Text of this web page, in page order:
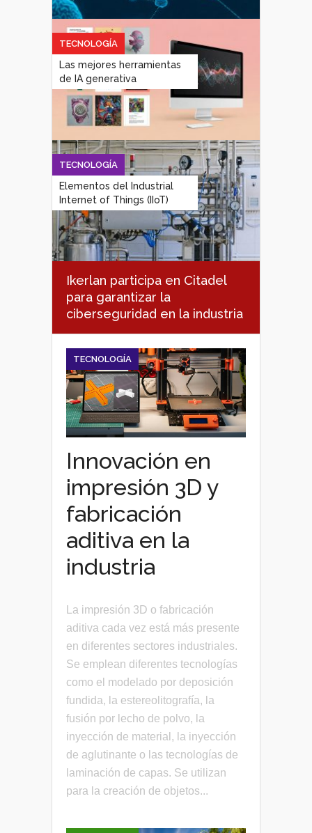
TECNOLOGÍA
Las mejores herramientas
de IA generativa
TECNOLOGÍA
Elementos del Industrial
Internet of Things (IIoT)
Ikerlan participa en Citadel
para garantizar la
ciberseguridad en la industria
TECNOLOGÍA
Innovación en
impresión 3D y
fabricación
aditiva en la
industria
La impresión 3D o fabricación
aditiva cada vez está más presente
en diferentes sectores industriales.
Se emplean diferentes tecnologías
como el modelado por deposición
fundida, la estereolitografía, la
fusión por lecho de polvo, la
inyección de material, la inyección
de aglutinante o las tecnologías de
laminación de capas. Se utilizan
para la creación de objetos...